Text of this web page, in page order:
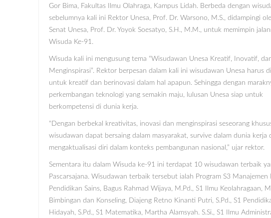
Gor Bima, Fakultas Ilmu Olahraga, Kampus Lidah. Berbeda dengan
sebelumnya kali ini Rektor Unesa, Prof. Dr. Warsono, M.S., didampingi
Senat Unesa, Prof. Dr. Yoyok Soesatyo, S.H., M.M., untuk memimpin
Wisuda Ke-91.
Wisuda kali ini mengusung tema “Wisudawan Unesa Kreatif, Inovatif,
Menginspirasi”. Rektor berpesan dalam kali ini wisudawan Unesa harus
untuk kreatif dan berinovasi dalam hal apapun. Sehingga dengan
perkembangan teknologi yang semakin maju, lulusan Unesa siap untuk
berkompetensi di dunia kerja.
“Dengan berbekal kreativitas, inovasi dan menginspirasi seseorang
wisudawan dapat bersaing dalam masyarakat, survive dalam dunia kerja
mengaktualisasi diri dalam konteks pembangunan nasional,” ujar rektor.
Sementara itu dalam Wisuda ke-91 ini terdapat 10 wisudawan terbaik
Pascarsajana. Wisudawan terbaik tersebut ialah Program S3
Pendidikan Sains, Bagus Rahmad Wijaya, M.Pd., S1 Ilmu Keolahragaan,
Bimbingan dan Konseling, Diajeng Retno Kinanti Putri, S.Pd., S1
Hidayah, S.Pd., S1 Matematika, Martha Alamsyah. S.Si., S1 Ilmu